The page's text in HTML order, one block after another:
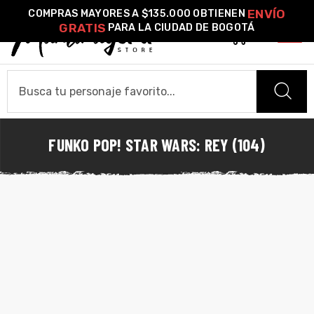
COMPRAS MAYORES A $135.000 OBTIENEN ENVÍO
GRATIS PARA LA CIUDAD DE BOGOTÁ0
FUNKO POP! STAR WARS: REY (104)